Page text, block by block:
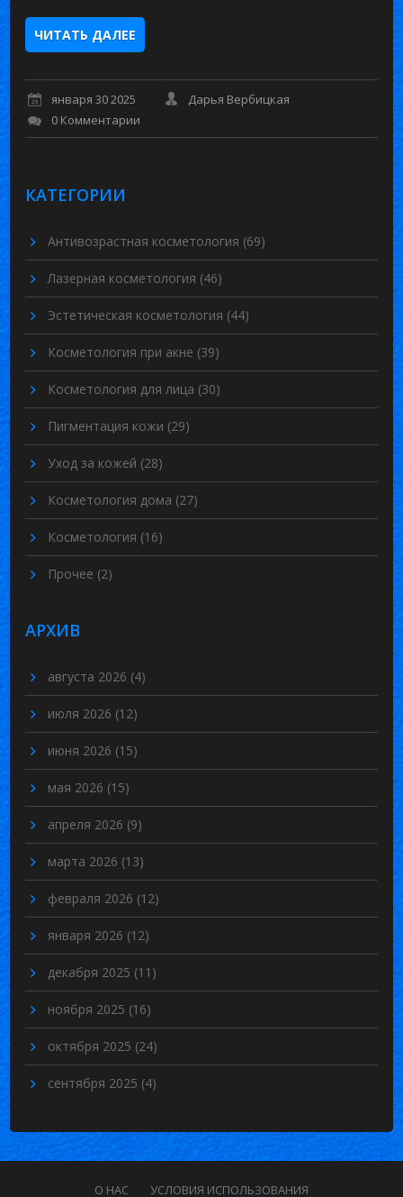
ЧИТАТЬ ДАЛЕЕ
января 30 2025
Дарья Вербицкая
0 Комментарии
КАТЕГОРИИ
Антивозрастная косметология (69)
Лазерная косметология (46)
Эстетическая косметология (44)
Косметология при акне (39)
Косметология для лица (30)
Пигментация кожи (29)
Уход за кожей (28)
Косметология дома (27)
Косметология (16)
Прочее (2)
АРХИВ
августа 2026 (4)
июля 2026 (12)
июня 2026 (15)
мая 2026 (15)
апреля 2026 (9)
марта 2026 (13)
февраля 2026 (12)
января 2026 (12)
декабря 2025 (11)
ноября 2025 (16)
октября 2025 (24)
сентября 2025 (4)
О НАС УСЛОВИЯ ИСПОЛЬЗОВАНИЯ